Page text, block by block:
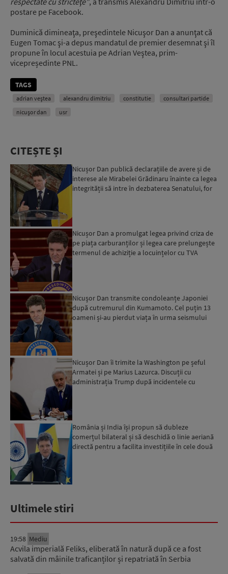
postare pe Facebook.
Duminică dimineaţa, preşedintele Nicuşor Dan a anunţat că
Eugen Tomac şi-a depus mandatul de premier desemnat şi îl
propune în locul acestuia pe Adrian Veştea, prim-
vicepreședinte PNL.
TAGS
adrian veștea alexandru dimitriu constitutie
consultari partide
nicușor dan
usr
CITEȘTE ȘI
Nicușor Dan publică declarațiile de avere și de
interese ale Mirabelei Grădinaru înainte ca legea
integrității să intre în dezbaterea Senatului, for
Nicușor Dan a promulgat legea privind criza de
pe piața carburanților și legea care prelungește
termenul de achiziție a locuințelor cu TVA
Nicuşor Dan transmite condoleanțe Japoniei
după cutremurul din Kumamoto. Cel puțin 13
oameni și-au pierdut viața în urma seismului
Nicușor Dan îi trimite la Washington pe șeful
Armatei și pe Marius Lazurca. Discuții cu
administrația Trump după incidentele cu
România și India își propun să dubleze
comerțul bilateral și să deschidă o linie aeriană
directă pentru a facilita investițiile în cele două
Ultimele stiri
19:58 Mediu
Acvila imperială Feliks, eliberată în natură după ce a fost
salvată din mâinile traficanților și repatriată în Serbia